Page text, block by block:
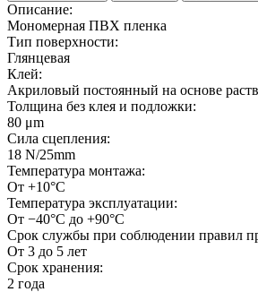
Описание:
Мономерная ПВХ пленка
Тип поверхности:
Глянцевая
Клей:
Акриловый постоянный на основе
Толщина без клея и подложки:
80 μm
Сила сцепления:
18 N/25mm
Температура монтажа:
От +10°С
Температура эксплуатации:
От −40°С до +90°С
Срок службы при соблюдении правил
От 3 до 5 лет
Срок хранения:
2 года